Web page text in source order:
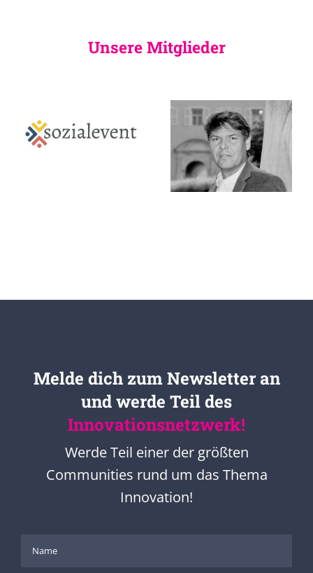
Unsere Mitglieder
Melde dich zum Newsletter an
und werde Teil des
Innovationsnetzwerk!
Werde Teil einer der größten
Communities rund um das Thema
Innovation!